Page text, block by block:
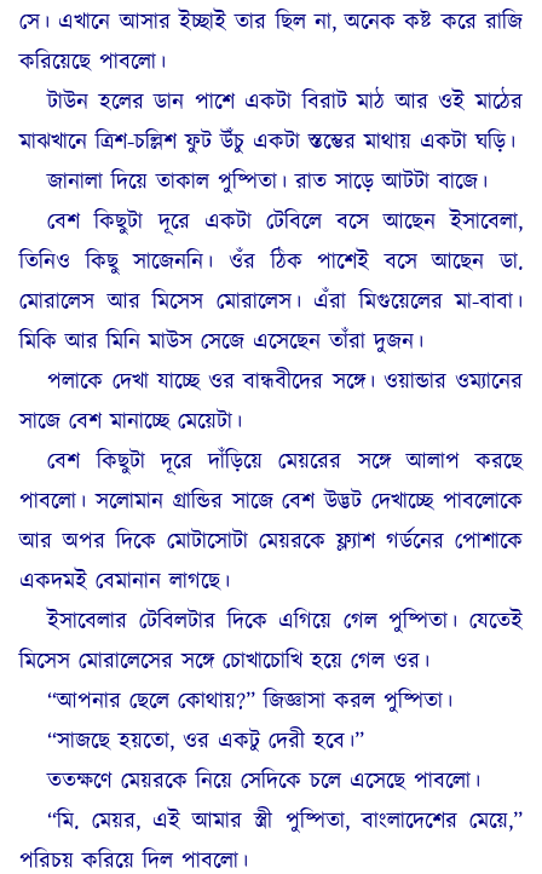
সে। এখানে আসার ইচ্ছাই তার ছিল না, অনেক কষ্ট করে রাজি
করিয়েছে পাবলো।
টাউন হলের ডান পাশে একটা বিরাট মাঠ আর ওই মাঠের
মাঝখানে ত্রিশ-চল্লিশ ফুট উঁচু একটা স্তম্ভের মাথায় একটা ঘড়ি।
জানালা দিয়ে তাকাল পুষ্পিতা। রাত সাড়ে আটটা বাজে।
বেশ কিছুটা দূরে একটা টেবিলে বসে আছেন ইসাবেলা,
তিনিও কিছু সাজেননি। ওঁর ঠিক পাশেই বসে আছেন ডা.
মোরালেস আর মিসেস মোরালেস। এঁরা মিগুয়েলের মা-বাবা।
মিকি আর মিনি মাউস সেজে এসেছেন তাঁরা দুজন।
পলাকে দেখা যাচ্ছে ওর বান্ধবীদের সঙ্গে। ওয়ান্ডার ওম্যানের
সাজে বেশ মানাচ্ছে মেয়েটা।
বেশ কিছুটা দূরে দাঁড়িয়ে মেয়রের সঙ্গে আলাপ করছে
পাবলো। সলোমান গ্রান্ডির সাজে বেশ উদ্ভট দেখাচ্ছে পাবলোকে
আর অপর দিকে মোটাসোটা মেয়রকে ফ্ল্যাশ গর্ডনের পোশাকে
একদমই বেমানান লাগছে।
ইসাবেলার টেবিলটার দিকে এগিয়ে গেল পুষ্পিতা। যেতেই
মিসেস মোরালেসের সঙ্গে চোখাচোখি হয়ে গেল ওর।
“আপনার ছেলে কোথায়?” জিজ্ঞাসা করল পুষ্পিতা।
“সাজছে হয়তো, ওর একটু দেরী হবে।”
ততক্ষণে মেয়রকে নিয়ে সেদিকে চলে এসেছে পাবলো।
“মি. মেয়র, এই আমার স্ত্রী পুষ্পিতা, বাংলাদেশের মেয়ে,”
পরিচয় করিয়ে দিল পাবলো।